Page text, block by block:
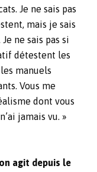
Je ne sais pas
mais je sais
ne sais pas si
détestent les
manuels
Vous me
dont vous
jamais vu. »
agit depuis le